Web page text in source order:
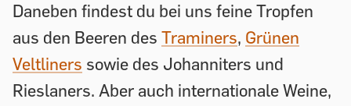
Daneben findest du bei uns feine Tropfen
aus den Beeren des Traminers, Grünen
Veltliners sowie des Johanniters und
Rieslaners. Aber auch internationale Weine,